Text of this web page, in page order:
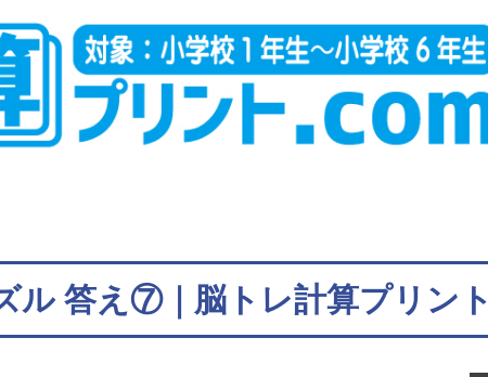
ル 答え⑦｜脳トレ計算プリント